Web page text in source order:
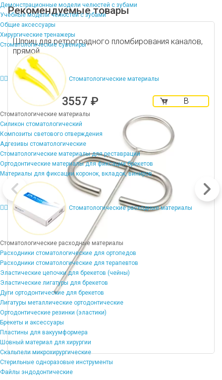
Демонстрационные модели челюстей с зубами
Учебные модели челюстей с зубами
Общие аксессуары
Хирургические тренажеры
Стоматологические сувениры
Стоматологические материалы
Стоматологические материалы
Силикон стоматологический
Композиты светового отверждения
Адгезивы стоматологические
Стоматологические материалы для реставрации
Ортодонтические материалы для фиксации брекетов
Материалы для фиксации коронок, вкладок, виниров
Стоматологические расходные материалы
Стоматологические расходные материалы
Расходники стоматологические для ортопедов
Расходники стоматологические для терапевтов
Эластические цепочки для брекетов (чейны)
Эластические лигатуры для брекетов
Дуги ортодонтические для брекетов
Лигатуры металлические ортодонтические
Ортодонтические резинки (эластики)
Брекеты и аксессуары
Пластины для вакуумформера
Шовный материал для хирургии
Скальпели микрохирургические
Стерильные одноразовые инструменты
Файлы эндодонтические
Рекомендуемые товары
Шприц для ретроградного пломбирования каналов,
прямой
3557 ₽
В